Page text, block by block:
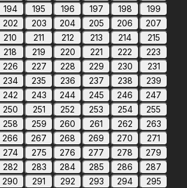
194 195 196 197 198
199
202 203 204 205 206
207
210 211 212 213 214
215
218 219 220 221 222
223
226 227 228 229 230
231
234 235 236 237 238
239
242 243 244 245 246
247
250 251 252 253 254
255
258 259 260 261 262
263
266 267 268 269 270
271
274 275 276 277 278
279
282 283 284 285 286
287
290 291 292 293 294
295